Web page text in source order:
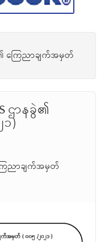
၏ ကြေညာချက်အမှတ်
ဌာနခွဲ၏
)
ြေညာချက်အမှတ်